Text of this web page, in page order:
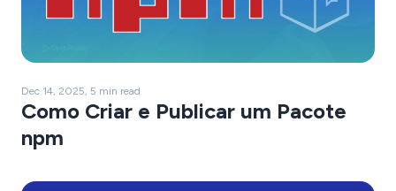
Dec 14, 2025, 5 min read
Como Criar e Publicar um Pacote
npm